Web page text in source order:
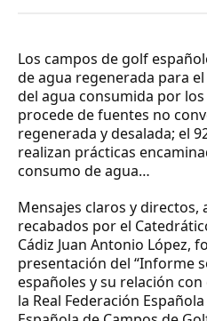
Los campos de golf
de agua regenerada para
del agua consumida por
procede de fuentes no
regenerada y desalada; el
realizan prácticas
consumo de agua…
Mensajes claros y directos,
recabados por el
Cádiz Juan Antonio López,
presentación del “Informe
españoles y su relación
la Real Federación